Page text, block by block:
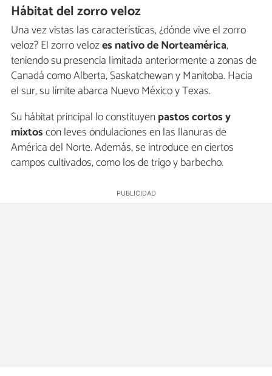
Hábitat del zorro veloz
Una vez vistas las características, ¿dónde vive el zorro
veloz? El zorro velozes nativo de Norteamérica,
teniendo su presencia limitada anteriormente a zonas de
Canadá como Alberta, Saskatchewan y Manitoba. Hacia
el sur, su límite abarca Nuevo México y Texas.
Su hábitat principal lo constituyenpastos cortos y
mixtoscon leves ondulaciones en las llanuras de
América del Norte. Además, se introduce en ciertos
campos cultivados, como los de trigo y barbecho.